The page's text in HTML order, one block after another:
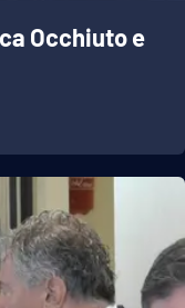
Occhiuto e